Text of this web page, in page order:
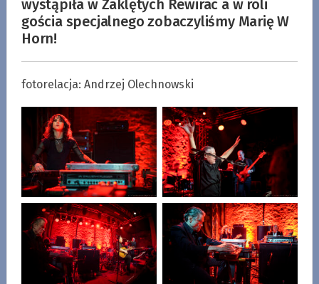
wystąpiła w Zaklętych Rewirac a w roli
gościa specjalnego zobaczyliśmy Marię W
Horn!
fotorelacja: Andrzej Olechnowski